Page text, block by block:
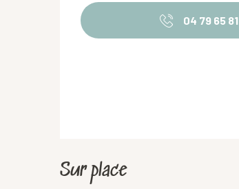
04 79 65 81
Sur place